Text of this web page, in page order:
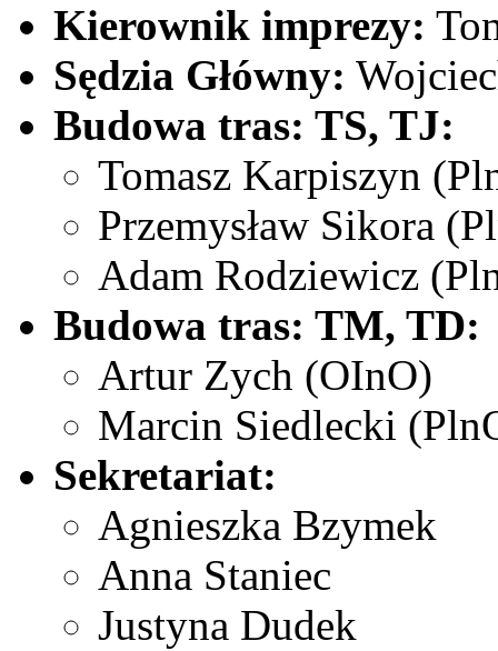
Kierownik imprezy:
Sędzia Główny:
Budowa tras: TS, TJ:
Tomasz Karpiszyn
Przemysław Sikora
Adam Rodziewicz
Budowa tras: TM, TD:
Artur Zych (OInO)
Marcin Siedlecki
Sekretariat:
Agnieszka Bzymek
Anna Staniec
Justyna Dudek